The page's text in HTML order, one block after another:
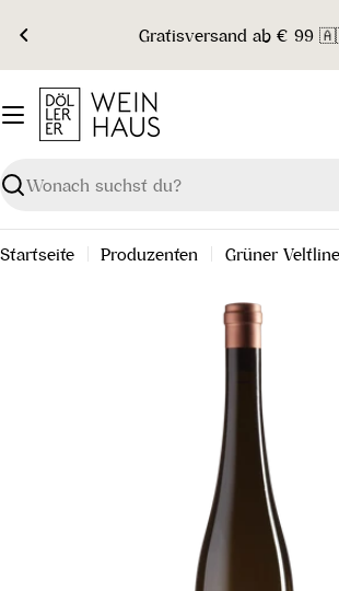
Inhalt
springen
Gratisversand ab € 99
Suchen
Startseite Produzenten